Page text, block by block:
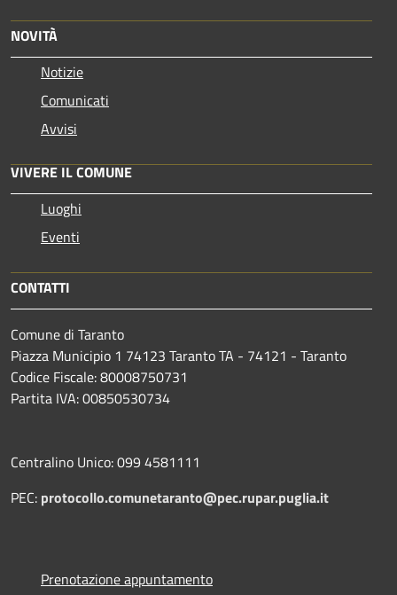
NOVITÀ
Notizie
Comunicati
Avvisi
VIVERE IL COMUNE
Luoghi
Eventi
CONTATTI
Comune di Taranto
Piazza Municipio 1 74123 Taranto TA - 74121 - Taranto
Codice Fiscale: 80008750731
Partita IVA: 00850530734
Centralino Unico: 099 4581111
PEC: protocollo.comunetaranto@pec.rupar.puglia.it
Prenotazione appuntamento